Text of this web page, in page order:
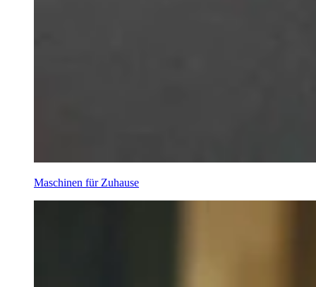
Maschinen für Zuhause